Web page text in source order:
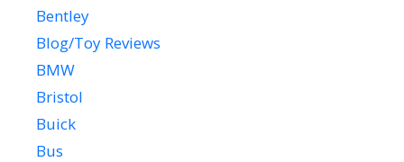
Bentley
Blog/Toy Reviews
BMW
Bristol
Buick
Bus